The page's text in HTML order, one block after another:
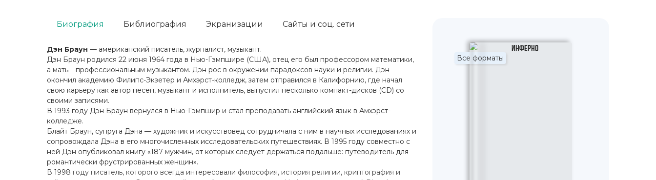
Дэн Браун — американский писатель, журналист, музыкант.
Дэн Браун родился 22 июня 1964 года в Нью-Гэмпшире (США), отец его был профессором математики,
а мать – профессиональным музыкантом. Дэн рос в окружении парадоксов науки и религии. Дэн
окончил академию Филипс-Экзетер и Амхэрст-колледж, затем отправился в Калифорнию, где начал
свою карьеру как автор песен, музыкант и исполнитель, выпустил несколько компакт-дисков (CD) со
своими записями.
В 1993 году Дэн Браун вернулся в Нью-Гэмпшир и стал преподавать английский язык в Амхэрст-
колледже.
Блайт Браун, супруга Дэна — художник и искусствовед сотрудничала с ним в научных исследованиях и
сопровождала Дэна в его многочисленных исследовательских путешествиях. В 1995 году совместно с
ней Дэн опубликовал книгу «187 мужчин, от которых следует держаться подальше: путеводитель для
романтически фрустрированных женщин».
В 1998 году писатель, которого всегда интересовали философия, история религии, криптография и
Биография Библиография Экранизации Сайты и соц. сети
Все форматы